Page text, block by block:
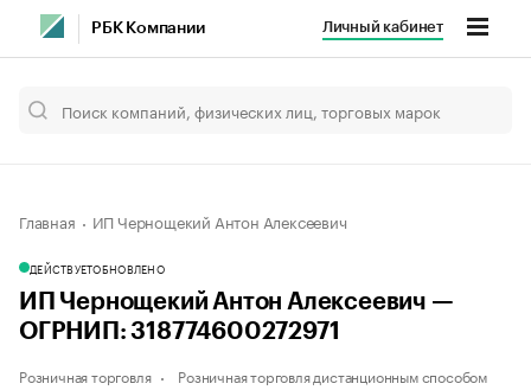
РБК Компании Личный кабинет
Главная ИП Чернощекий Антон Алексеевич
ДЕЙСТВУЕТОБНОВЛЕНО
ИП Чернощекий Антон Алексеевич —
ОГРНИП: 318774600272971
Розничная торговля Розничная торговля дистанционным способом